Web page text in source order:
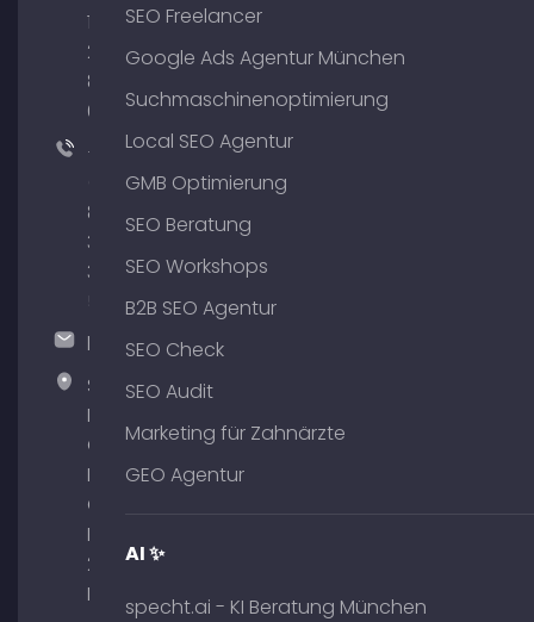
176
204
801
64
+49
89
380
375
hallo@timospecht.de
Specht
Marketing
GmbH –
Palais am
Obelisk
Briennerstr.
29 80333
München
SEO Freelancer
Google Ads Agentur München
Suchmaschinenoptimierung
Local SEO Agentur
GMB Optimierung
SEO Beratung
SEO Workshops
B2B SEO Agentur
SEO Check
SEO Audit
Marketing für Zahnärzte
GEO Agentur
AI ✨
specht.ai - KI Beratung München